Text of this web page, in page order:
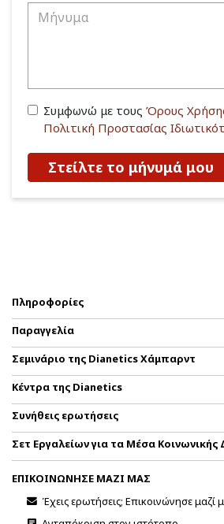
Συμφωνώ με τους Όρους
Πολιτική Προστασίας
Στείλτε το μήνυμά μου
Πληροφορίες
Παραγγελία
Σεμινάριο της Dianetics Χάμπαρντ
Κέντρα της Dianetics
Συνήθεις ερωτήσεις
Σετ Εργαλείων για τα Μέσα Κοινωνικής
ΕΠΙΚΟΙΝΩΝΗΣΕ ΜΑΖΙ ΜΑΣ
Έχεις ερωτήσεις; Επικοινώνησε μαζί